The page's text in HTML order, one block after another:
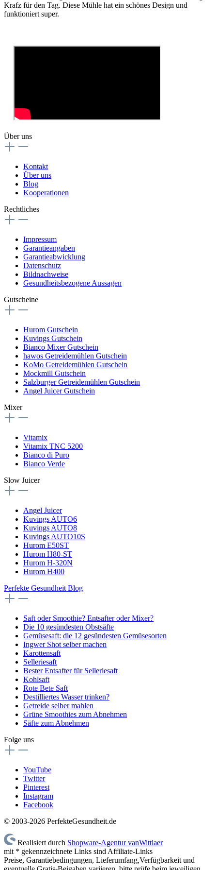
Krafz für den Tag. Diese Mühle hat ein schönes Design und
funktioniert super.
Über uns
Kontakt
Über uns
Blog
Kooperationen
Rechtliches
Impressum
Garantieangaben
Garantieabwicklung
Datenschutz
Bildnachweise
Gesundheitsbezogene Aussagen
Gutscheine
Hurom Gutschein
Kuvings Gutschein
Bianco Mixer Gutschein
hawos Getreidemühlen Gutschein
KoMo Getreidemühlen Gutschein
Mockmill Gutschein
Salzburger Getreidemühlen Gutschein
Angel Juicer Gutschein
Mixer
Vitamix
Vitamix TNC 5200
Bianco di Puro
Bianco Verde
Slow Juicer
Angel Juicer
Kuvings AUTO6
Kuvings AUTO8
Kuvings AUTO10S
Hurom E50ST
Hurom H80-ST
Hurom H-320N
Hurom H400
Perfekte Gesundheit Blog
Saft oder Smoothie? Entsafter oder Mixer?
Die 10 gesündesten Obstsäfte
Gemüsesaft: die 12 gesündesten Gemüsesorten
Ingwer Shot selber machen
Karottensaft
Selleriesaft
Bester Entsafter für Selleriesaft
Kohlsaft
Rote Bete Saft
Destilliertes Wasser trinken?
Getreide selber mahlen
Grüne Smoothies zum Abnehmen
Säfte zum Abnehmen
Folge uns
YouTube
Twitter
Pinterest
Instagram
Facebook
© 2003-2026 PerfekteGesundheit.de
Realisiert durch Shopware-Agentur vanWittlaer
mit * gekennzeichnete Links sind Affiliate-Links
Preise, Garantiebedingungen, Lieferumfang,Verfügbarkeit und